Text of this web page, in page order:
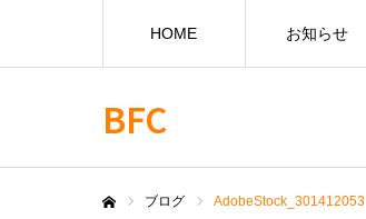
BFC
HOME お知らせ
ブログ AdobeStock_301412053